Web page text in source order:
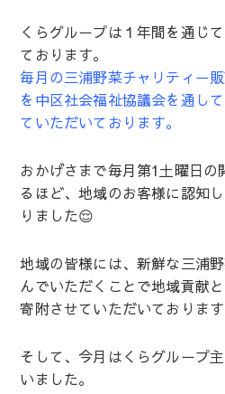
くらグループは１年間を通じ
ております。
毎月の三浦野菜チャリティー
を中区社会福祉協議会を通し
ていただいております。
おかげさまで毎月第1土曜日の
るほど、地域のお客様に認知
りました😌
地域の皆様には、新鮮な三浦
んでいただくことで地域貢献
寄附させていただいております
そして、今月はくらグループ
いました。